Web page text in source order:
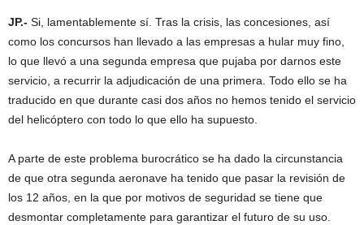
JP.- Si, lamentablemente sí. Tras la crisis, las concesiones, así
como los concursos han llevado a las empresas a hular muy fino,
lo que llevó a una segunda empresa que pujaba por darnos este
servicio, a recurrir la adjudicación de una primera. Todo ello se ha
traducido en que durante casi dos años no hemos tenido el servicio
del helicóptero con todo lo que ello ha supuesto.
A parte de este problema burocrático se ha dado la circunstancia
de que otra segunda aeronave ha tenido que pasar la revisión de
los 12 años, en la que por motivos de seguridad se tiene que
desmontar completamente para garantizar el futuro de su uso.